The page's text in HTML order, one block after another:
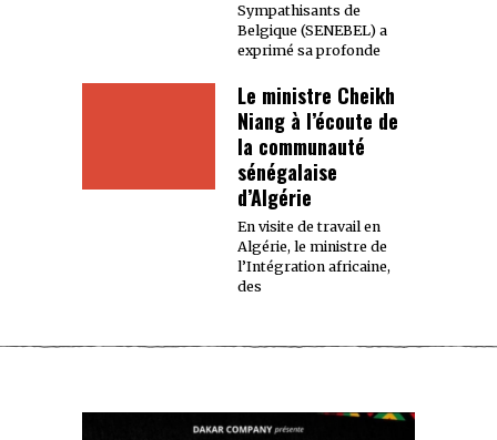
Sympathisants de
Belgique (SENEBEL) a
exprimé sa profonde
Le ministre Cheikh
Niang à l’écoute de
la communauté
sénégalaise
d’Algérie
En visite de travail en
Algérie, le ministre de
l’Intégration africaine,
des